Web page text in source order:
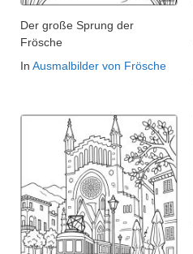
Der große Sprung der
Frösche
In Ausmalbilder von Frösche